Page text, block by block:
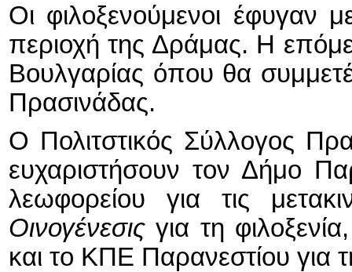
Οι φιλοξενούμενοι έφυγαν
περιοχή της Δράμας. Η
Βουλγαρίας όπου θα
Πρασινάδας.
Ο Πολιτστικός Σύλλογος
ευχαριστήσουν τον Δήμο
λεωφορείου για τις
Οινογένεσις για τη
και το ΚΠΕ Παρανεστίου για